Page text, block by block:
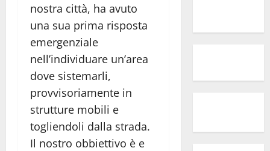
nostra città, ha avuto
una sua prima risposta
emergenziale
nell’individuare un’area
dove sistemarli,
provvisoriamente in
strutture mobili e
togliendoli dalla strada.
Il nostro obbiettivo è e